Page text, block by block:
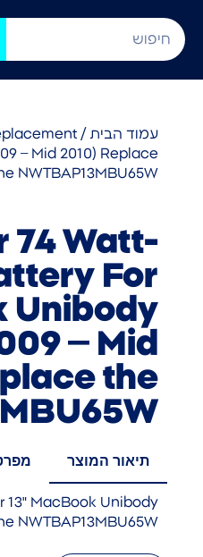
עמוד הבית /
– Mid 2010) Replace
NWTBAP13MBU65W
74 Watt-
For
Unibody
– Mid
the
תיאור המוצר
13" MacBook Unibody
NWTBAP13MBU65W